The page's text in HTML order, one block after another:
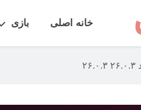
خانه اصلی بازی